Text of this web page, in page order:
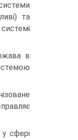
та
в
у сфері